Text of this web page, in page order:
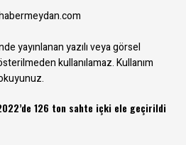
yayınlanan yazılı veya görsel
kullanılamaz.Kullanım
126 ton sahte içki ele geçirildi